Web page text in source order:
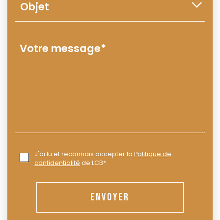
J'ai lu et reconnais accepter la Politique de
confidentialité de LCB*
ENVOYER